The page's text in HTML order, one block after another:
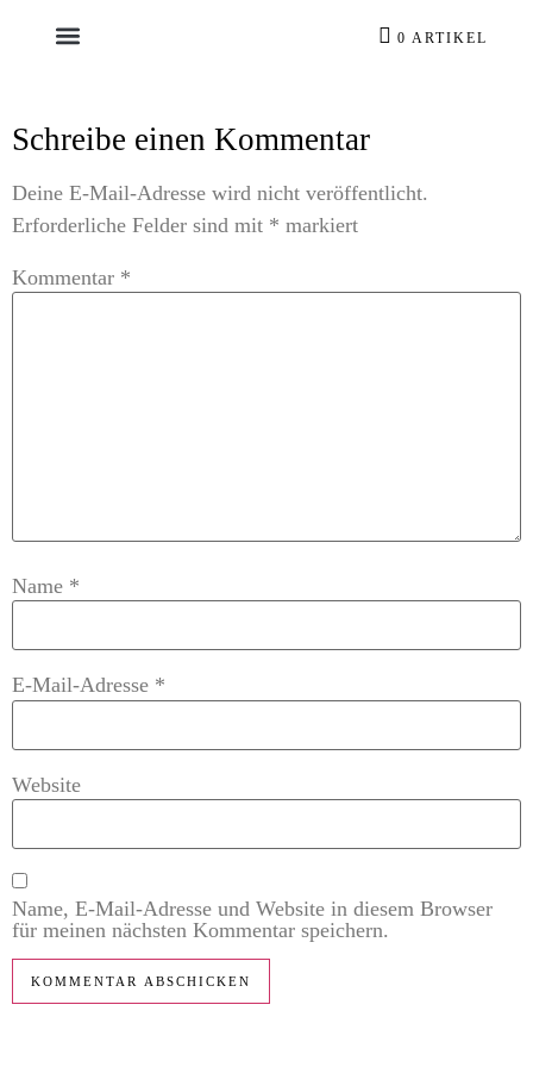
0 ARTIKEL
Schreibe einen Kommentar
Deine E-Mail-Adresse wird nicht veröffentlicht.
Erforderliche Felder sind mit * markiert
Kommentar *
Name *
E-Mail-Adresse *
Website
Name, E-Mail-Adresse und Website in diesem Browser
für meinen nächsten Kommentar speichern.